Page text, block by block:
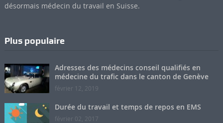
désormais médecin du travail en Suisse.
Plus populaire
Adresses des médecins conseil qualifiés en
médecine du trafic dans le canton de Genève
février 12, 2019
Durée du travail et temps de repos en EMS
février 02, 2017